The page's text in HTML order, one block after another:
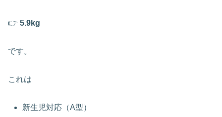
👉 5.9kg
です。
これは
新生児対応（A型）